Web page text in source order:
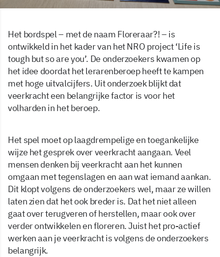
Het bordspel – met de naam Floreraar?! – is
ontwikkeld in het kader van het NRO project ‘Life is
tough but so are you’. De onderzoekers kwamen op
het idee doordat het lerarenberoep heeft te kampen
met hoge uitvalcijfers. Uit onderzoek blijkt dat
veerkracht een belangrijke factor is voor het
volharden in het beroep.
Het spel moet op laagdrempelige en toegankelijke
wijze het gesprek over veerkracht aangaan. Veel
mensen denken bij veerkracht aan het kunnen
omgaan met tegenslagen en aan wat iemand aankan.
Dit klopt volgens de onderzoekers wel, maar ze willen
laten zien dat het ook breder is. Dat het niet alleen
gaat over terugveren of herstellen, maar ook over
verder ontwikkelen en floreren. Juist het pro-actief
werken aan je veerkracht is volgens de onderzoekers
belangrijk.